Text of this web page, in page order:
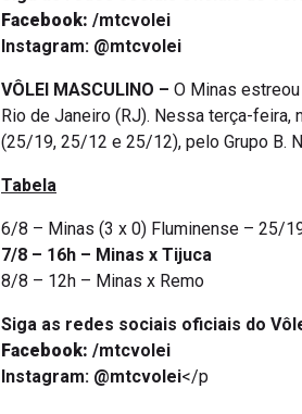
Facebook: /mtcvolei
Instagram: @mtcvolei
VÔLEI MASCULINO –
O Minas
Rio de Janeiro (RJ). Nessa terça-
(25/19, 25/12 e 25/12), pelo Grupo B.
Tabela
6/8 – Minas (3 x 0) Fluminense – 25/
7/8 – 16h – Minas x Tijuca
8/8 – 12h – Minas x Remo
Siga as redes sociais oficiais do
Facebook: /mtcvolei
Instagram: @mtcvolei </p